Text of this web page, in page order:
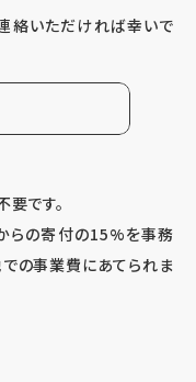
絡いただければ幸いで
です。
らの寄付の15%を事務
の事業費にあてられま